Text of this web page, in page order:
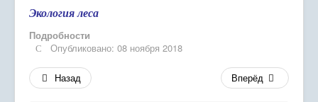
Профилактика вирусных заболеваний
Дистанционное обучение
Экостанция
Экология леса
Подробности
Опубликовано: 08 ноября 2018
Назад Вперёд